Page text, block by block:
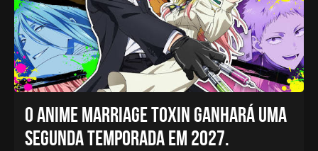
O ANIME MARRIAGE TOXIN GANHARÁ UMA
SEGUNDA TEMPORADA EM 2027.